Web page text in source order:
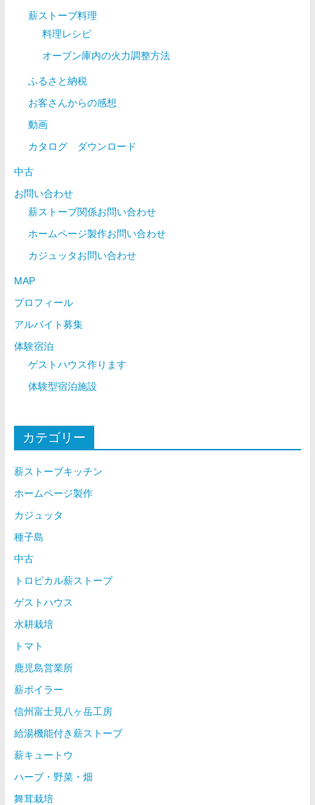
薪ストーブ料理
料理レシピ
オーブン庫内の火力調整方法
ふるさと納税
お客さんからの感想
動画
カタログ ダウンロード
中古
お問い合わせ
薪ストーブ関係お問い合わせ
ホームページ製作お問い合わせ
カジュッタお問い合わせ
MAP
プロフィール
アルバイト募集
体験宿泊
ゲストハウス作ります
体験型宿泊施設
カテゴリー
薪ストーブキッチン
ホームページ製作
カジュッタ
種子島
中古
トロピカル薪ストーブ
ゲストハウス
水耕栽培
トマト
鹿児島営業所
薪ボイラー
信州富士見八ヶ岳工房
給湯機能付き薪ストーブ
薪キュートウ
ハーブ・野菜・畑
舞茸栽培